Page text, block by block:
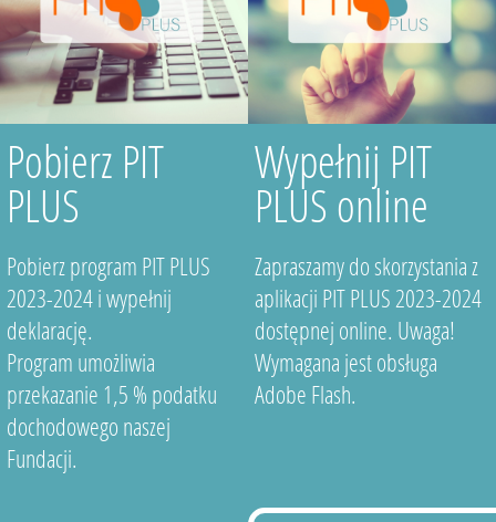
Pobierz PIT
PLUS
Pobierz program PIT PLUS
2023-2024 i wypełnij
deklarację.
Program umożliwia
przekazanie 1,5 % podatku
dochodowego naszej
Fundacji.
Wypełnij PIT
PLUS online
Zapraszamy do skorzystania z
aplikacji PIT PLUS 2023-2024
dostępnej online. Uwaga!
Wymagana jest obsługa
Adobe Flash.